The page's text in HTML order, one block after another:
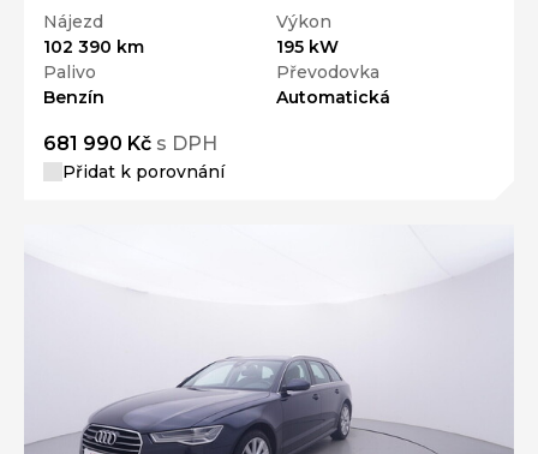
Nájezd
102 390 km
Výkon
195 kW
Palivo
Benzín
Převodovka
Automatická
681 990 Kč s DPH
Přidat k porovnání